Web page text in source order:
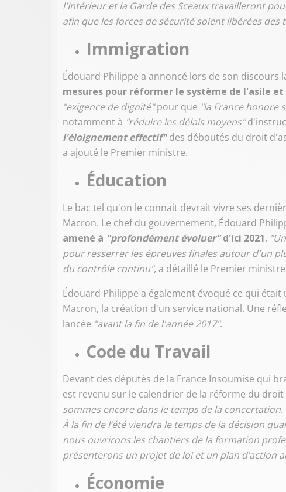
l'Intérieur et la Garde des Sceaux travailleront
afin que les forces de sécurité soient libérées des
Immigration
Édouard Philippe a annoncé lors de son discours
mesures pour réformer le système de l'asile
"exigence de dignité"pour que "la France honore
notamment à "réduire les délais moyens"
l'éloignement effectif" des déboutés du droit
a ajouté le Premier ministre.
Éducation
Le bac tel qu'on le connait devrait vivre ses
Macron. Le chef du gouvernement, Édouard
amené à "profondément évoluer"d'ici 2021.
pour resserrer les épreuves finales autour d'un
du contrôle continu", a détaillé le Premier
Édouard Philippe a également évoqué ce qui
Macron, la création d'un service national. Une
lancée "avant la fin de l'année 2017".
Code du Travail
Devant des députés de la France Insoumise qui
est revenu sur le calendrier de la réforme du
sommes encore dans le temps de la
À la fin de l’été viendra le temps de la décision
nous ouvrirons les chantiers de la formation
présenterons un projet de loi et un plan d’action
Économie